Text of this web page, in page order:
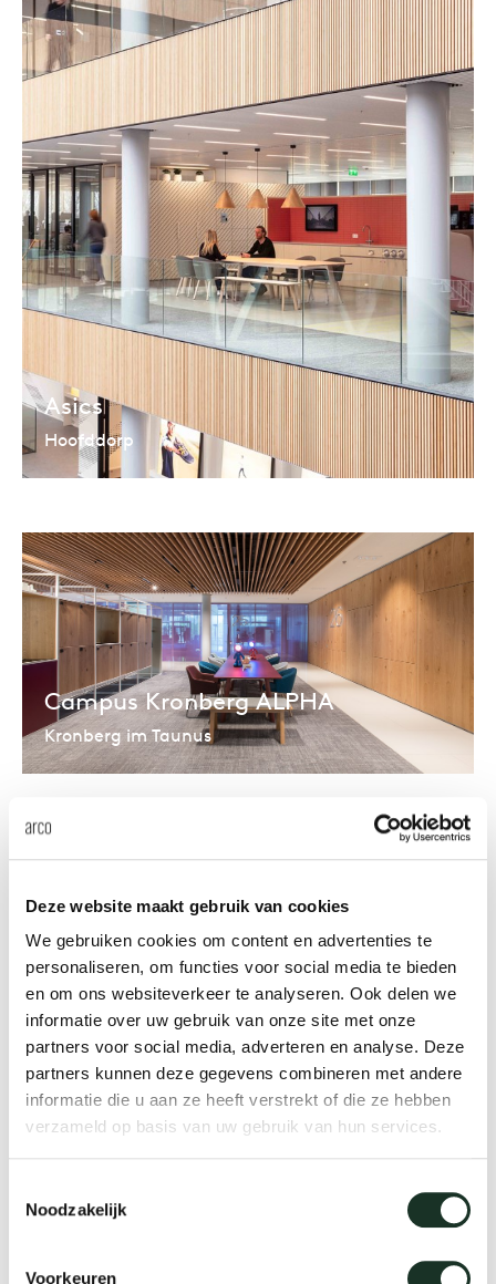
Deze website maakt gebruik van cookies
We gebruiken cookies om content en advertenties te
personaliseren, om functies voor social media te bieden
en om ons websiteverkeer te analyseren. Ook delen we
informatie over uw gebruik van onze site met onze
partners voor social media, adverteren en analyse. Deze
partners kunnen deze gegevens combineren met andere
informatie die u aan ze heeft verstrekt of die ze hebben
verzameld op basis van uw gebruik van hun services.
Noodzakelijk
Voorkeuren
Asics
Hoofddorp
Campus Kronberg ALPHA
Kronberg im Taunus
Rathaus Amsterdam
Amsterdam